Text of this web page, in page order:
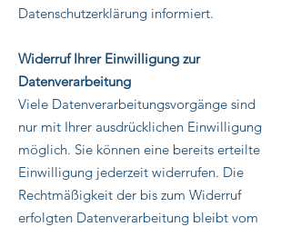
Datenschutzerklärung informiert.
Widerruf Ihrer Einwilligung zur
Datenverarbeitung
Viele Datenverarbeitungsvorgänge sind
nur mit Ihrer ausdrücklichen Einwilligung
möglich. Sie können eine bereits erteilte
Einwilligung jederzeit widerrufen. Die
Rechtmäßigkeit der bis zum Widerruf
erfolgten Datenverarbeitung bleibt vom